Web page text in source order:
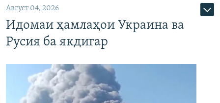
Август 04, 2026
Идомаи ҳамлаҳои Украина ва
Русия ба якдигар